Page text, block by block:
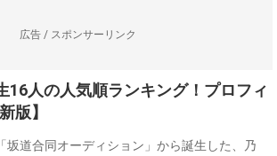
広告 / スポンサーリンク
16人の人気順ランキング！プロフィ
版】
坂道合同オーディション」から誕生した、乃